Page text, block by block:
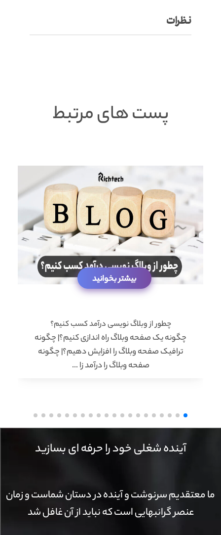
نظرات
پست های مرتبط
بیشتر بخوانید
چطور از وبلاگ نویسی درآمد کسب کنیم؟
چگونه یک صفحه وبلاگ راه اندازی کنیم؟| چگونه
ترافیک صفحه وبلاگ را افزایش دهیم؟| چگونه
صفحه وبلاگ را درآمد زا …
آینده شغلی خود را حرفه ای بسازید
ما معتقدیم سرنوشت و آینده در دستان شماست و زمان
عنصر گرانبهایی است که نباید از آن غافل شد